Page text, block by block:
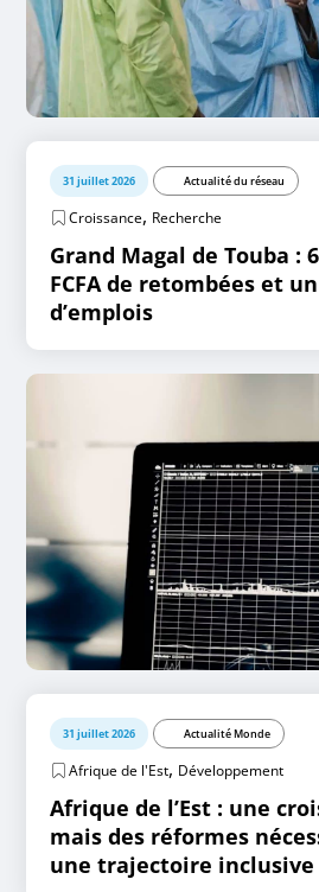
31 juillet 2026 Actualité du réseau
Croissance, Recherche
Grand Magal de Touba :
FCFA de retombées et
d’emplois
31 juillet 2026 Actualité Monde
Afrique de l'Est, Développement
Afrique de l’Est : une
mais des réformes
une trajectoire inclusive